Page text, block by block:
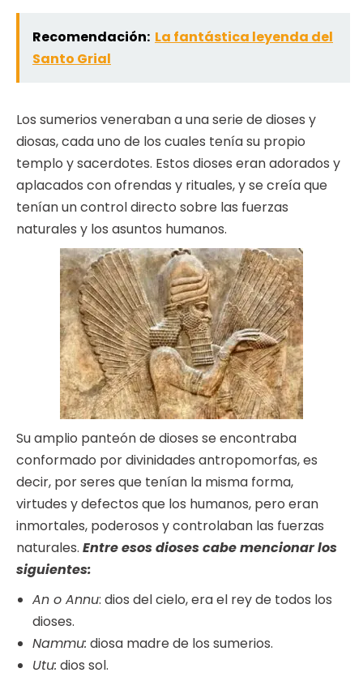
Recomendación: La fantástica leyenda del
Santo Grial
Los sumerios veneraban a una serie de dioses y
diosas, cada uno de los cuales tenía su propio
templo y sacerdotes. Estos dioses eran adorados y
aplacados con ofrendas y rituales, y se creía que
tenían un control directo sobre las fuerzas
naturales y los asuntos humanos.
Su amplio panteón de dioses se encontraba
conformado por divinidades antropomorfas, es
decir, por seres que tenían la misma forma,
virtudes y defectos que los humanos, pero eran
inmortales, poderosos y controlaban las fuerzas
naturales. Entre esos dioses cabe mencionar los
siguientes:
An o Annu: dios del cielo, era el rey de todos los
dioses.
Nammu: diosa madre de los sumerios.
Utu: dios sol.